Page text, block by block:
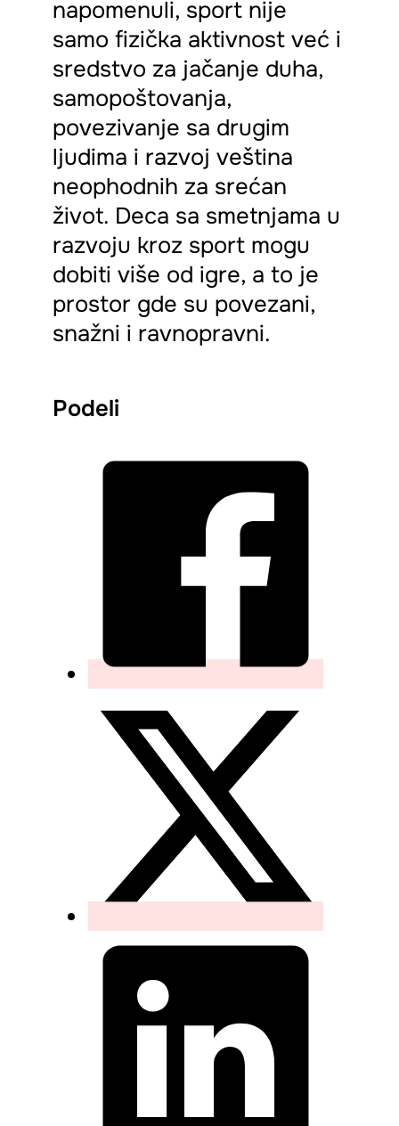
napomenuli, sport nije
samo fizička aktivnost već i
sredstvo za jačanje duha,
samopoštovanja,
povezivanje sa drugim
ljudima i razvoj veština
neophodnih za srećan
život. Deca sa smetnjama u
razvoju kroz sport mogu
dobiti više od igre, a to je
prostor gde su povezani,
snažni i ravnopravni.
Podeli